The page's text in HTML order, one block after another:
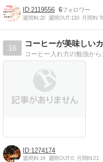
2119556 6
週間IN:20 週間OUT:130 月間IN:
16
コーヒーが美味しい
1274174
週間IN:14 週間OUT:0 月間IN:21